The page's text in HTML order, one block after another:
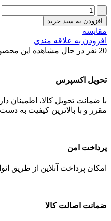
روغن
زیتون
اکسترا
ویرجین
میلانو
عدد
افزودن به سبد خرید
مقایسه
افزودن به علاقه مندی
20 نفر در حال مشاهده این
تحویل اکسپرس
با ضمانت تحویل کالا، اطمینان
مقرر و با بالاترین کیفیت به
پرداخت امن
امکان پرداخت آنلاین از طریق
ضمانت اصالت کالا